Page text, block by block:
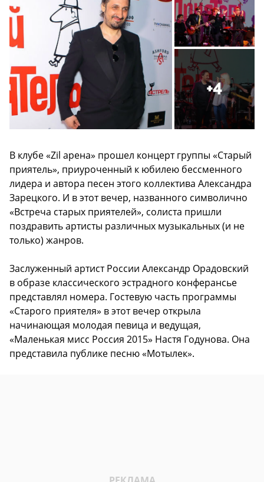
+4
В клубе «Zil арена» прошел концерт группы «Старый
приятель», приуроченный к юбилею бессменного
лидера и автора песен этого коллектива Александра
Зарецкого. И в этот вечер, названного символично
«Встреча старых приятелей», солиста пришли
поздравить артисты различных музыкальных (и не
только) жанров.
Заслуженный артист России Александр Орадовский
в образе классического эстрадного конферансье
представлял номера. Гостевую часть программы
«Старого приятеля» в этот вечер открыла
начинающая молодая певица и ведущая,
«Маленькая мисс Россия 2015» Настя Годунова. Она
представила публике песню «Мотылек».